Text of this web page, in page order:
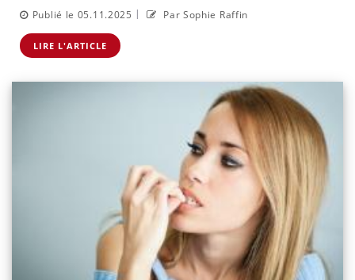
Publié le 05.11.2025 | Par Sophie Raffin
LIRE L'ARTICLE